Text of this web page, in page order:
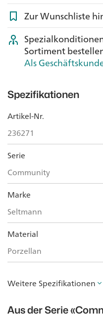
Zur Wunschliste
Sortiment
Als
Spezifikationen
Artikel-Nr.
236271
Serie
Community
Marke
Seltmann
Material
Porzellan
Weitere Spezifikationen
Aus der Serie